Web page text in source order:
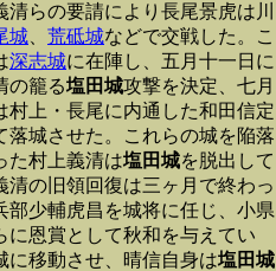
らの要請により長尾景虎は川
城 荒砥城などで交戦した。こ
深志城に在陣し、五月十一日に
の籠る塩田城攻撃を決定、七月
村上・長尾に内通した和田信定
城させた。これらの城を陥落
た村上義清は塩田城を脱出して
の旧領回復は三ヶ月で終わっ
少輔虎昌を城将に任じ、小県
に恩賞として秋和を与えてい
に移動させ、晴信自身は塩田城